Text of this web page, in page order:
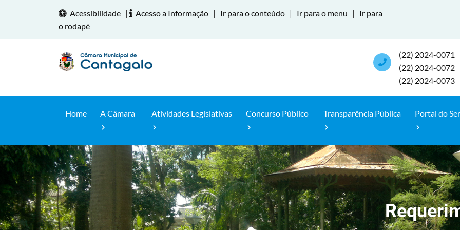
Acessibilidade | Acesso a Informação | Ir para o conteúdo | Ir para o menu |
Ir para
o rodapé
(22) 2024-0071
(22) 2024-0072
(22) 2024-0073
Home A Câmara Atividades Legislativas Concurso Público Transparência Pública Portal do